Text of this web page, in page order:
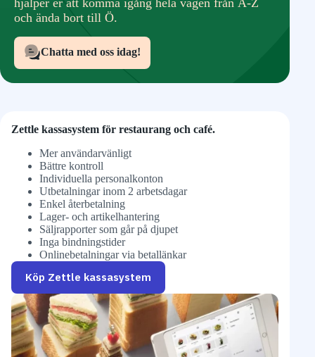
hjälper er att komma igång hela vägen från A-Z
och ända bort till Ö.
Chatta med oss idag!
Zettle kassasystem för restaurang och café.
Mer användarvänligt
Bättre kontroll
Individuella personalkonton
Utbetalningar inom 2 arbetsdagar
Enkel återbetalning
Lager- och artikelhantering
Säljrapporter som går på djupet
Inga bindningstider
Onlinebetalningar via betallänkar
Köp Zettle kassasystem